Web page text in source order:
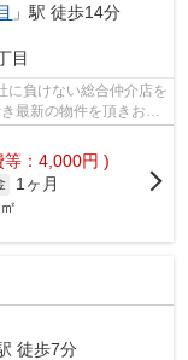
」駅 徒歩14分
目
に負けない総合仲介店を
最新の物件を頂きお客
等：4,000円 )
1ヶ月
徒歩7分